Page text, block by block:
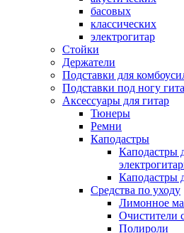
басовых
классических
электрогитар
Стойки
Держатели
Подставки для
Подставки под ногу
Аксессуары для гитар
Тюнеры
Ремни
Каподастры
Каподастры
Каподастры
Средства по уходу
Лимонное
Очистители
Полироли